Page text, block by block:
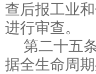
查后报工业
进行审查。
第二十五
据全生命周